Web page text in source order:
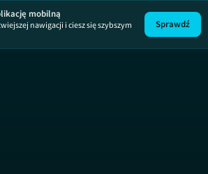
mobilną
nawigacji i ciesz się szybszym
Sprawdź